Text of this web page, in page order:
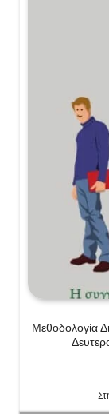
Μεθοδολογία